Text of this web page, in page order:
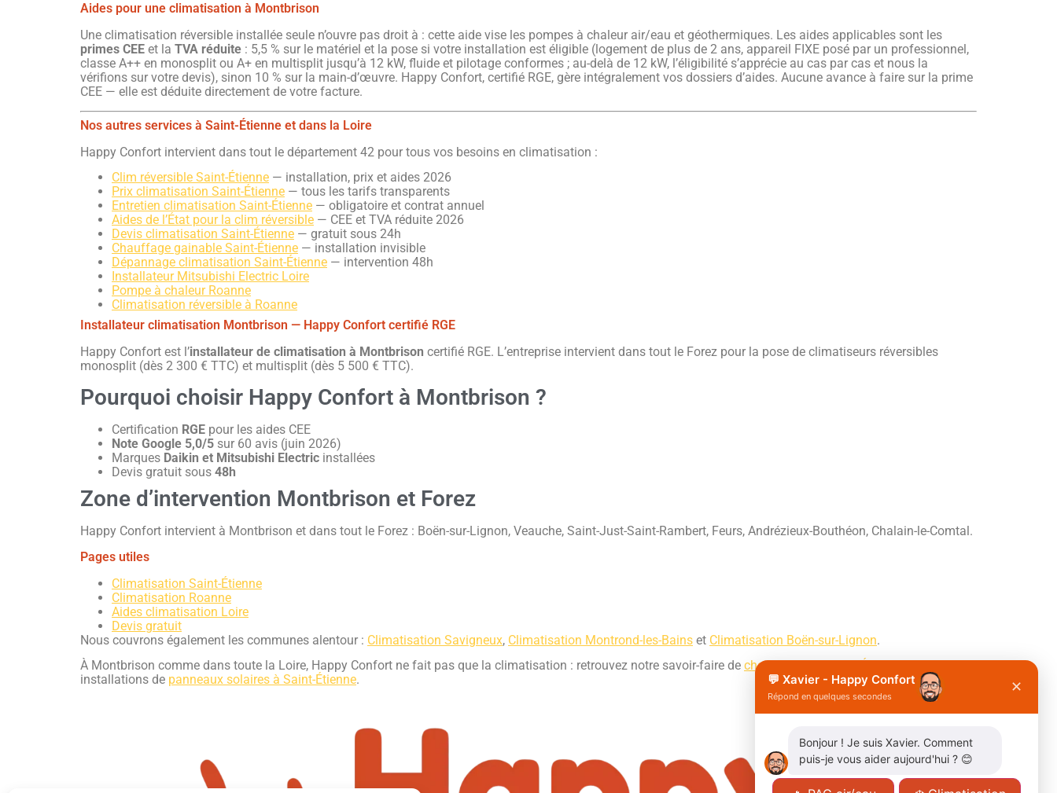
Aides pour une climatisation à Montbrison
Une climatisation réversible installée seule n’ouvre pas droit à : cette aide vise les pompes à chaleur air/eau et géothermiques. Les aides applicables sont les
primes CEE et la TVA réduite : 5,5 % sur le matériel et la pose si votre installation est éligible (logement de plus de 2 ans, appareil FIXE posé par un professionnel,
classe A++ en monosplit ou A+ en multisplit jusqu’à 12 kW, fluide et pilotage conformes ; au-delà de 12 kW, l’éligibilité s’apprécie au cas par cas et nous la
vérifions sur votre devis), sinon 10 % sur la main-d’œuvre. Happy Confort, certifié RGE, gère intégralement vos dossiers d’aides. Aucune avance à faire sur la prime
CEE — elle est déduite directement de votre facture.
Nos autres services à Saint-Étienne et dans la Loire
Happy Confort intervient dans tout le département 42 pour tous vos besoins en climatisation :
Clim réversible Saint-Étienne — installation, prix et aides 2026
Prix climatisation Saint-Étienne — tous les tarifs transparents
Entretien climatisation Saint-Étienne — obligatoire et contrat annuel
Aides de l’État pour la clim réversible — CEE et TVA réduite 2026
Devis climatisation Saint-Étienne — gratuit sous 24h
Chauffage gainable Saint-Étienne — installation invisible
Dépannage climatisation Saint-Étienne — intervention 48h
Installateur Mitsubishi Electric Loire
Pompe à chaleur Roanne
Climatisation réversible à Roanne
Installateur climatisation Montbrison — Happy Confort certifié RGE
Happy Confort est l’installateur de climatisation à Montbrison certifié RGE. L’entreprise intervient dans tout le Forez pour la pose de climatiseurs réversibles
monosplit (dès 2 300 € TTC) et multisplit (dès 5 500 € TTC).
Pourquoi choisir Happy Confort à Montbrison ?
Certification RGE pour les aides CEE
Note Google 5,0/5 sur 60 avis (juin 2026)
Marques Daikin et Mitsubishi Electric installées
Devis gratuit sous 48h
Zone d’intervention Montbrison et Forez
Happy Confort intervient à Montbrison et dans tout le Forez : Boën-sur-Lignon, Veauche, Saint-Just-Saint-Rambert, Feurs, Andrézieux-Bouthéon, Chalain-le-Comtal.
Pages utiles
Climatisation Saint-Étienne
Climatisation Roanne
Aides climatisation Loire
Devis gratuit
Nous couvrons également les communes alentour : Climatisation Savigneux, Climatisation Montrond-les-Bains et Climatisation Boën-sur-Lignon.
À Montbrison comme dans toute la Loire, Happy Confort ne fait pas que la climatisation : retrouvez notre savoir-faire de chauffagiste à Saint-Étienne
installations de panneaux solaires à Saint-Étienne. 💬 Xavier - Happy Confort
Répond en quelques secondes
✕
X
Bonjour ! Je suis Xavier. Comment
puis-je vous aider aujourd'hui ? 😊